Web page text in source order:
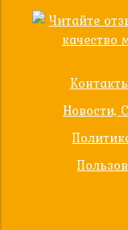
Новости,